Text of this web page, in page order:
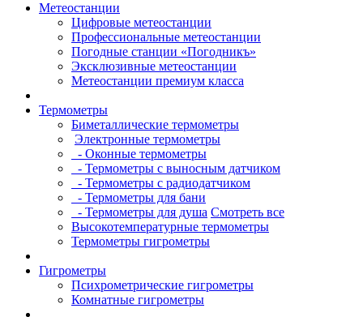
Метеостанции
Цифровые метеостанции
Профессиональные метеостанции
Погодные станции «Погодникъ»
Эксклюзивные метеостанции
Метеостанции премиум класса
Термометры
Биметаллические термометры
Электронные термометры
- Оконные термометры
- Термометры с выносным датчиком
- Термометры с радиодатчиком
- Термометры для бани
- Термометры для душа Смотреть все
Высокотемпературные термометры
Термометры гигрометры
Гигрометры
Психрометрические гигрометры
Комнатные гигрометры